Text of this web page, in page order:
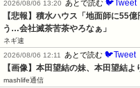
2026/08/06 13:20
あとで読む 🐦Tweet
【悲報】積水ハウス「地面師に55
う…会社滅茶苦茶やろなぁ」
ネギ速
2026/08/06 12:11
あとで読む 🐦Tweet
【画像】本田望結の妹、本田望結
mashlife通信